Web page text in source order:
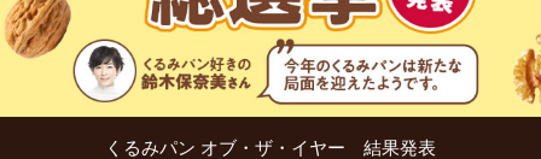
くるみパン オブ・ザ・イヤー 結果発表